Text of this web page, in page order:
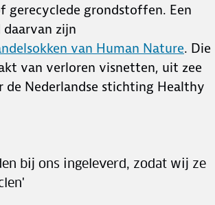
gerecyclede grondstoffen. Een
zijn
van Human Nature. Die
van verloren visnetten, uit zee
de Nederlandse stichting Healthy
bij ons ingeleverd, zodat wij ze